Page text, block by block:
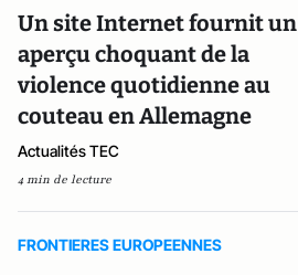
Un site Internet fournit un
aperçu choquant de la
violence quotidienne au
couteau en Allemagne
Actualités TEC
4 min de lecture
FRONTIERES EUROPEENNES